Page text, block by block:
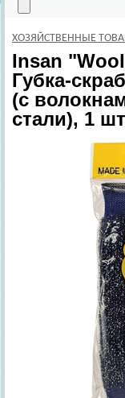
ХОЗЯЙСТВЕННЫЕ
Insan
Губка-
(с
стали), 1